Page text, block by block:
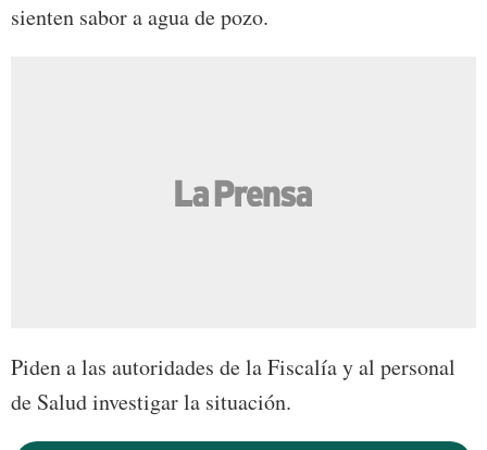
sienten sabor a agua de pozo.
Piden a las autoridades de la Fiscalía y al personal
de Salud investigar la situación.